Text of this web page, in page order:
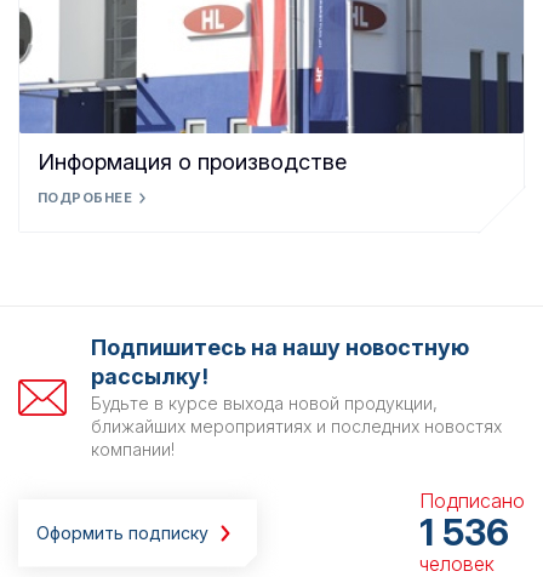
Информация о производстве
ПОДРОБНЕЕ
Подпишитесь на нашу новостную
рассылку!
Будьте в курсе выхода новой продукции,
ближайших мероприятиях и последних новостях
компании!
Оформить подписку
Подписано
1 536
человек